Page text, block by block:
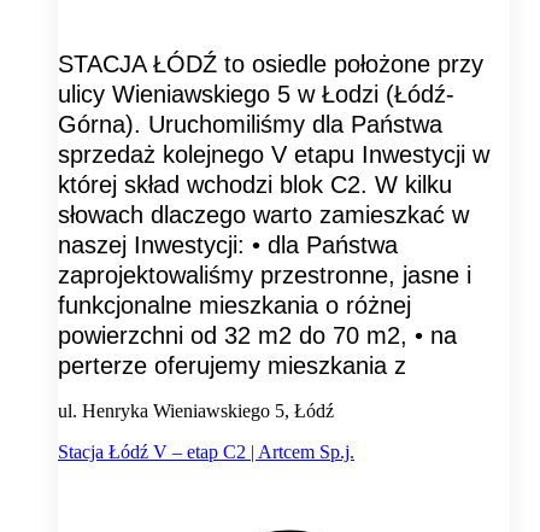
STACJA ŁÓDŹ to osiedle położone przy
ulicy Wieniawskiego 5 w Łodzi (Łódź-
Górna). Uruchomiliśmy dla Państwa
sprzedaż kolejnego V etapu Inwestycji w
której skład wchodzi blok C2. W kilku
słowach dlaczego warto zamieszkać w
naszej Inwestycji: • dla Państwa
zaprojektowaliśmy przestronne, jasne i
funkcjonalne mieszkania o różnej
powierzchni od 32 m2 do 70 m2, • na
perterze oferujemy mieszkania z
ul. Henryka Wieniawskiego 5, Łódź
Stacja Łódź V – etap C2 | Artcem Sp.j.